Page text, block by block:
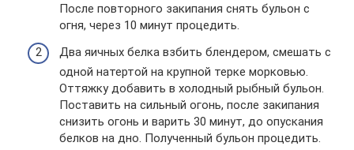
После повторного закипания снять бульон с
огня, через 10 минут процедить.
Два яичных белка взбить блендером, смешать с
одной натертой на крупной терке морковью.
Оттяжку добавить в холодный рыбный бульон.
Поставить на сильный огонь, после закипания
снизить огонь и варить 30 минут, до опускания
белков на дно. Полученный бульон процедить.